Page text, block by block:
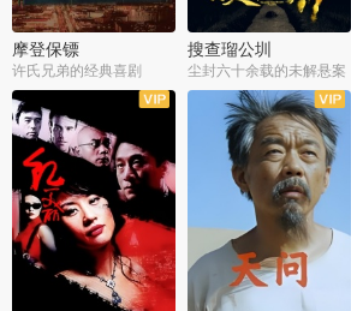
摩登保镖
许氏兄弟的经典喜剧
搜查瑠公圳
尘封六十余载的未解悬案